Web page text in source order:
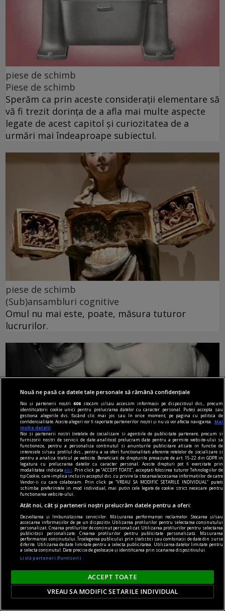
piese de schimb
Piese de schimb
Sperăm ca prin aceste considerații elementare să
vă fi trezit dorința de a afla mai multe aspecte
legate de acest capitol și curiozitatea de a
urmări mai îndeaproape subiectul.
piese de schimb
(Sub)ansambluri cognitive
Omul nu mai este, poate, măsura tuturor
lucrurilor.
centenar - eugen barbu
Cu ură și abjecție
Mă amuz și eu, dar constatativ, de un alt episod,
grăitor, zic eu, cît zece.
Cosmin CIOTLOŞ
Nouă ne pasă ca datele tale personale să rămână confidențiale
Noi și partenerii noștri606 stocăm și/sau accesăm informații pe dispozitivul dvs., precum
identificatorii cookie unici pentru prelucrarea datelor cu caracter personal. Puteți accepta sau
gestiona alegerile dvs. făcând clic mai jos sau în orice moment, pe pagina cu politica de
confidențialitate. Aceste alegeri vor fi raportate partenerilor noștri și nu vă vor afecta navigarea.
Mai
multe detalii
Noi si partenerii nostri (retelele de socializare si agentiile de publicitate partenere, precum si
furnizorii nostri de servicii de date analitice) prelucram date pentru a permite website-ului sa
functioneze, pentru a personaliza continutul si anunturile publicitare afisate in functie de
interesele si/sau profilul dvs., pentru a va oferi functionalitati aferente retelelor de socializare si
pentru a analiza traficul pe website. Beneficiati de drepturile prevazute de art. 15-22 din GDPR in
legatura cu prelucrarea datelor cu caracter personal. Aceste drepturi pot fi exercitate prin
modalitatea indicataaici
. Prin click pe “ACCEPT TOATE”, acceptati folosirea tuturor Tehnologiilor de
tip Cookie, care implica inclusiv acceptul dvs. cu privire la stocarea/accesarea informatiilor de catre
Vendor-ii cu care colaboram. Prin click pe “VREAU SA MODIFIC SETARILE INDIVIDUAL” puteti
schimba preferintele in mod individual, mai putin cele legate de cookie strict necesare pentru
functionarea website-ului.
Atât noi, cât și partenerii noștri prelucrăm datele pentru a oferi:
Dezvoltarea și îmbunătățirea serviciilor. Măsurarea performanței reclamelor. Stocarea și/sau
accesarea informațiilor de pe un dispozitiv. Utilizarea profilurilor pentru selectarea conținutului
personalizat. Crearea profilurilor de conținut personalizat. Utilizarea profilurilor pentru selectarea
publicității personalizate. Crearea profilurilor pentru publicitate personalizată. Măsurarea
performanței conținutului. Înțelegerea publicului prin statistici sau combinații de date din surse
diferite. Utilizarea de date limitate pentru a selecta publicitatea. Utilizarea datelor limitate pentru
a selecta conținutul. Date precise de geolocație și identificarea prin scanarea dispozitivului.
Listă parteneri (furnizori)
ACCEPT TOATE
VREAU SA MODIFIC SETARILE INDIVIDUAL